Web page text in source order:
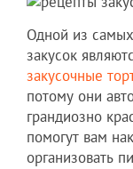
Одной из
закусок
закусочные
потому они
грандиозно
помогут вам
организовать